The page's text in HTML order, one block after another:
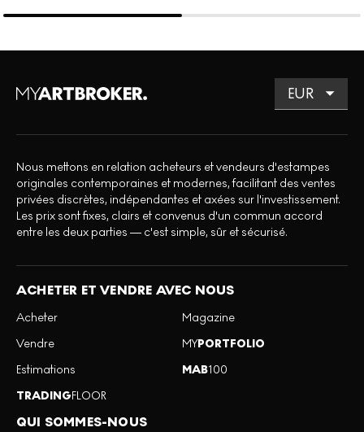
Nous mettons en relation acheteurs et vendeurs d'estampes
originales contemporaines et modernes, facilitant des ventes
privées discrètes, indépendantes et axées sur l'investissement.
Les prix sont fixes, clairs et convenus d'un commun accord
entre les deux parties — c'est simple, sûr et sécurisé.
ACHETER ET VENDRE AVEC NOUS
Acheter
Vendre
Estimations
TRADINGFLOOR
Magazine
MYPORTFOLIO
MAB100
QUI SOMMES-NOUS